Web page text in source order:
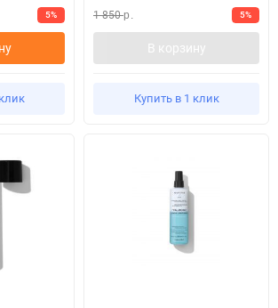
5% 1 850р. 5%
В корзину
Купить в 1 клик